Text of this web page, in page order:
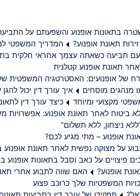
בתאונות אופנוע והשפעתם על
תאונת אופנוע?
המדריך המשפטי
תביעה כשאתה עצמך אחראי חלקית
תאונת אופנוע קטלנית
של אופנועים: האסטרטגיה המשפטית
מנהגים מוסחים
איך עורך דין יכול
מקצועי ומיוחד
כיצד עורך דין
ביטוח לאחר תאונת אופנוע: אפשרויות
ניצחון, ללא תשלום”
אופנוע – מתי מגיע לכם?
על מצוקה נפשית לאחר תאונת אופנוע
פיצויים על כאב וסבל בתאונות אופנוע
אופנוע?
האם שווה לתבוע אחרי
המשפטיות שלך כרוכב פצוע